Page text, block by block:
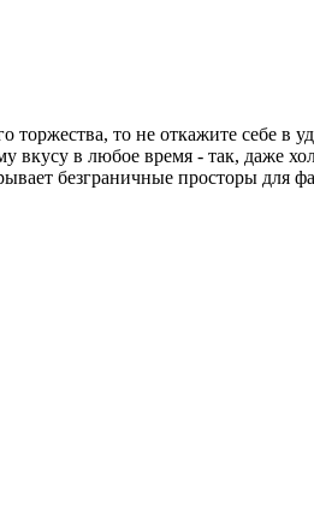
то не откажите себе в
вкусу в любое время - так,
безграничные просторы для